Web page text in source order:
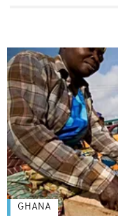
GHANA